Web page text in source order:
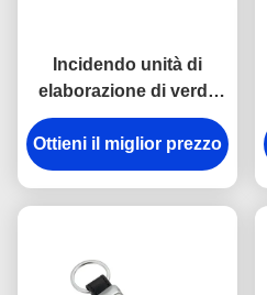
Incidendo unità di
elaborazione di verde
del nastro le catene
chiave la di cuoio
attaccano coprire con
Ottieni il miglior prezzo